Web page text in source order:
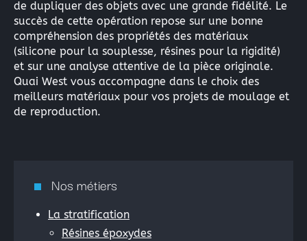
de dupliquer des objets avec une grande fidélité. Le
succès de cette opération repose sur une bonne
compréhension des propriétés des matériaux
(silicone pour la souplesse, résines pour la rigidité)
et sur une analyse attentive de la pièce originale.
Quai West vous accompagne dans le choix des
meilleurs matériaux pour vos projets de moulage et
de reproduction.
Nos métiers
La stratification
Résines époxydes
Rechercher
: